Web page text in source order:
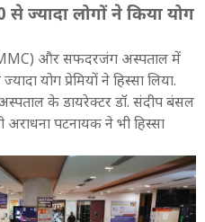
ज्यादा लोगों ने किया योग
और सफदरजंग अस्पताल में
योग प्रेमियों ने हिस्सा लिया.
के डायरेक्टर डॉ. संदीप बंसल
अराधना पटनायक ने भी ह‍िस्सा